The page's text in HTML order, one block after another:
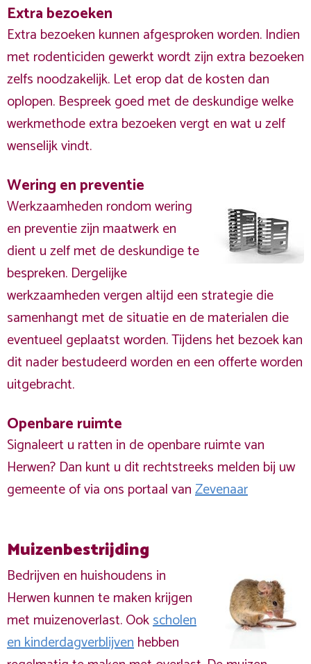
Extra bezoeken
Extra bezoeken kunnen afgesproken worden. Indien
met rodenticiden gewerkt wordt zijn extra bezoeken
zelfs noodzakelijk. Let erop dat de kosten dan
oplopen. Bespreek goed met de deskundige welke
werkmethode extra bezoeken vergt en wat u zelf
wenselijk vindt.
Wering en preventie
Werkzaamheden rondom wering
en preventie zijn maatwerk en
dient u zelf met de deskundige te
bespreken. Dergelijke
werkzaamheden vergen altijd een strategie die
samenhangt met de situatie en de materialen die
eventueel geplaatst worden. Tijdens het bezoek kan
dit nader bestudeerd worden en een offerte worden
uitgebracht.
Openbare ruimte
Signaleert u ratten in de openbare ruimte van
Herwen? Dan kunt u dit rechtstreeks melden bij uw
gemeente of via ons portaal vanZevenaar
Muizenbestrijding
Bedrijven en huishoudens in
Herwen kunnen te maken krijgen
met muizenoverlast. Ookscholen
en kinderdagverblijvenhebben